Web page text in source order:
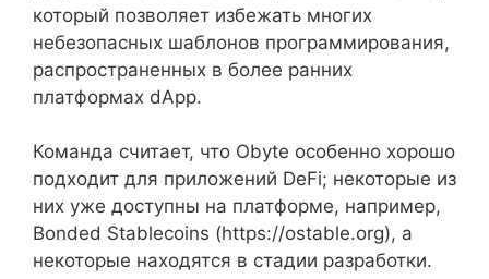
который позволяет избежать многих
небезопасных шаблонов программирования,
распространенных в более ранних
платформах dApp.
Команда считает, что Obyte особенно хорошо
подходит для приложений DeFi; некоторые из
них уже доступны на платформе, например,
Bonded Stablecoins (https://ostable.org), а
некоторые находятся в стадии разработки.